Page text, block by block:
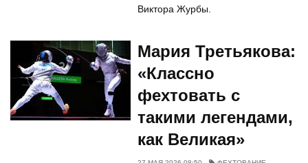
Виктора Журбы.
Мария Третьякова:
«Классно
фехтовать с
такими легендами,
как Великая»